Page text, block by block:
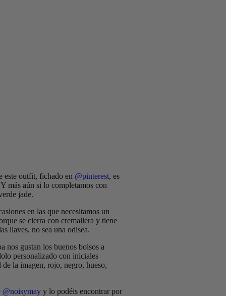
este outfit, fichado en @pinterest, es
más aún si lo completamos con
jade.
en las que necesitamos un
se cierra con cremallera y tiene
llaves, no sea una odisea.
nos gustan los buenos bolsos a
personalizado con iniciales
la imagen, rojo, negro, hueso,
@noisymay y lo podéis encontrar por